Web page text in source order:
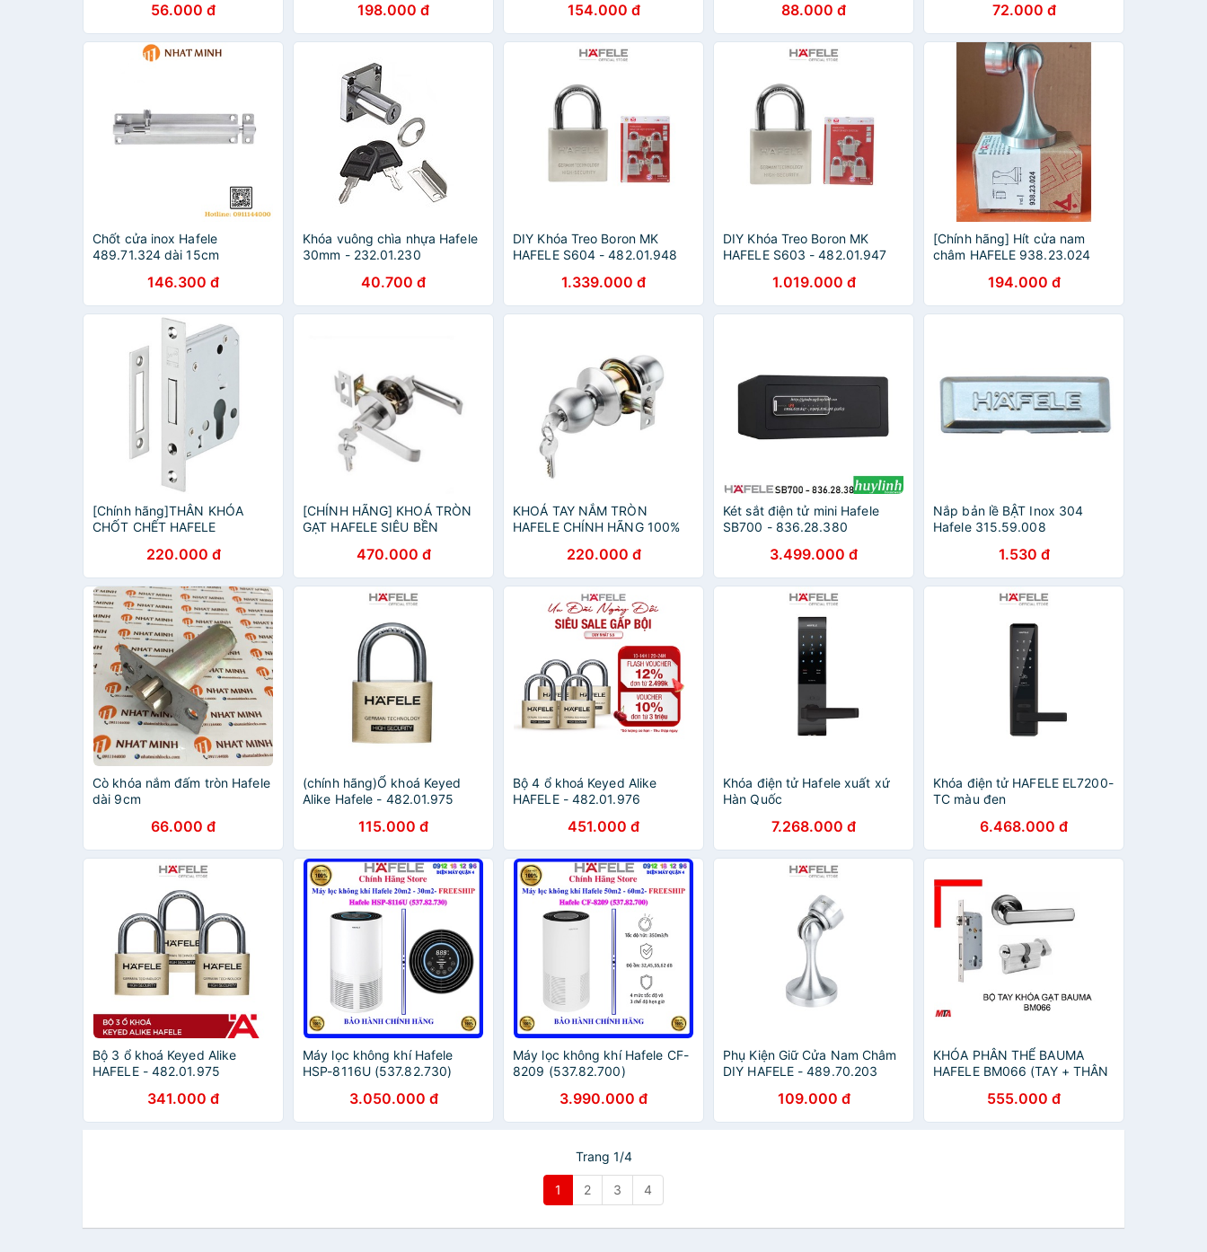
56.000 đ 198.000 đ 154.000 đ 88.000 đ 72.000 đ
Chốt cửa inox Hafele
489.71.324 dài 15cm
146.300 đ
Khóa vuông chìa nhựa Hafele
30mm - 232.01.230
40.700 đ
DIY Khóa Treo Boron MK
HAFELE S604 - 482.01.948
1.339.000 đ
DIY Khóa Treo Boron MK
HAFELE S603 - 482.01.947
1.019.000 đ
[Chính hãng] Hít cửa nam
châm HAFELE 938.23.024
194.000 đ
[Chính hãng]THÂN KHÓA
CHỐT CHẾT HAFELE
220.000 đ
[CHÍNH HÃNG] KHOÁ TRÒN
GẠT HAFELE SIÊU BỀN
470.000 đ
KHOÁ TAY NẮM TRÒN
HAFELE CHÍNH HÃNG 100%
220.000 đ
Két sắt điện tử mini Hafele
SB700 - 836.28.380
3.499.000 đ
Nắp bản lề BẬT Inox 304
Hafele 315.59.008
1.530 đ
Cò khóa nắm đấm tròn Hafele
dài 9cm
66.000 đ
(chính hãng)Ổ khoá Keyed
Alike Hafele - 482.01.975
115.000 đ
Bộ 4 ổ khoá Keyed Alike
HAFELE - 482.01.976
451.000 đ
Khóa điện tử Hafele xuất xứ
Hàn Quốc
7.268.000 đ
Khóa điện tử HAFELE EL7200-
TC màu đen
6.468.000 đ
Bộ 3 ổ khoá Keyed Alike
HAFELE - 482.01.975
341.000 đ
Máy lọc không khí Hafele
HSP-8116U (537.82.730)
3.050.000 đ
Máy lọc không khí Hafele CF-
8209 (537.82.700)
3.990.000 đ
Phụ Kiện Giữ Cửa Nam Châm
DIY HAFELE - 489.70.203
109.000 đ
KHÓA PHÂN THỂ BAUMA
HAFELE BM066 (TAY + THÂN
555.000 đ
Trang 1/4
1 2 3 4